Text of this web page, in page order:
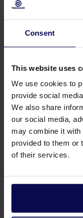
Consent
This website uses
We use cookies to
provide social
We also share
our social media,
may combine it with
provided to them or
of their services.
Verkaufseinheit
Teile
Satz 2000